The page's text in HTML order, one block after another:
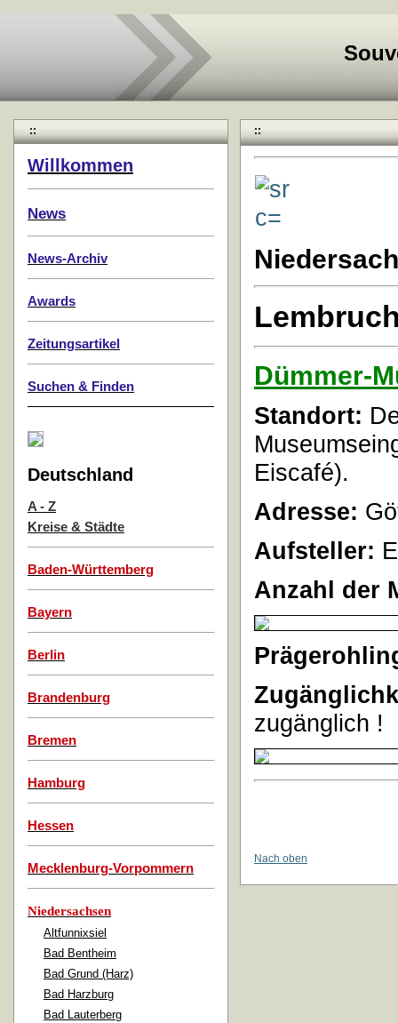
::
Willkommen
News
News-Archiv
Awards
Zeitungsartikel
Suchen & Finden
Deutschland
A - Z
Kreise & Städte
Baden-Württemberg
Bayern
Berlin
Brandenburg
Bremen
Hamburg
Hessen
Mecklenburg-Vorpommern
Niedersachsen
Altfunnixsiel
Bad Bentheim
Bad Grund (Harz)
Bad Harzburg
Bad Lauterberg
::
Dümmer-
Standort:
Eiscafé).
Adresse:
Aufsteller:
Anzahl der
zugänglich !
Nach oben